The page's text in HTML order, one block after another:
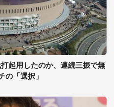
起用したのか、連続三振で無
の「選択」